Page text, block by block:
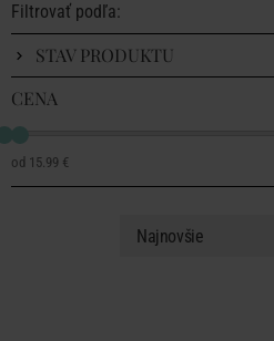
Filtrovať podľa:
STAV PRODUKTU
CENA
15.99 €